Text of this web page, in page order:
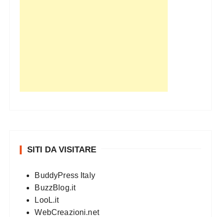
SITI DA VISITARE
BuddyPress Italy
BuzzBlog.it
LooL.it
WebCreazioni.net